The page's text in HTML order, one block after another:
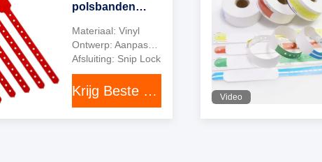
polsbanden
evenementen
Materiaal: Vinyl
Afsluiting: Snip Lock
Krijg Beste Prijs Video